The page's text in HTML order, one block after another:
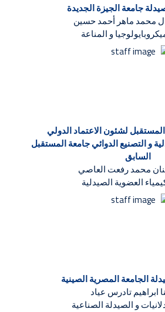
جامعة الجيزة الجديدة
محمد ماهر أحمد حسين
و المناعة
لشئون الاعتماد الدولي
و التصنيع الدوائي جامعة المستقبل
السابق
محمد رفعت العاصي
العضوية الصيدلية
الجامعة المصرية الصينية
ابراهيم تادرس عياد
و الصيدلة الصناعية